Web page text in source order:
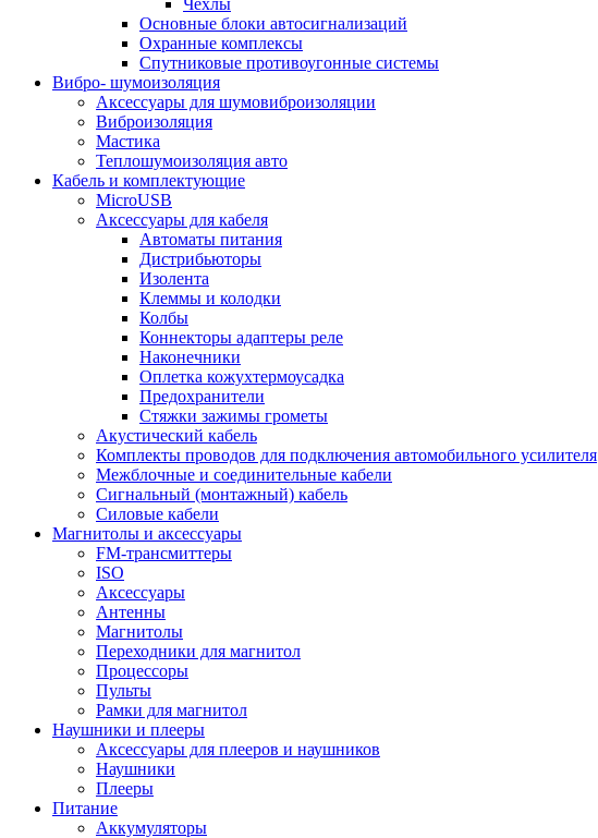
Чехлы
Основные блоки автосигнализаций
Охранные комплексы
Спутниковые противоугонные системы
Вибро- шумоизоляция
Аксессуары для шумовиброизоляции
Виброизоляция
Мастика
Теплошумоизоляция авто
Кабель и комплектующие
MicroUSB
Аксессуары для кабеля
Автоматы питания
Дистрибьюторы
Изолента
Клеммы и колодки
Колбы
Коннекторы адаптеры реле
Наконечники
Оплетка кожухтермоусадка
Предохранители
Стяжки зажимы грометы
Акустический кабель
Комплекты проводов для подключения автомобильного усилителя
Межблочные и соединительные кабели
Сигнальный (монтажный) кабель
Силовые кабели
Магнитолы и аксессуары
FM-трансмиттеры
ISO
Аксессуары
Антенны
Магнитолы
Переходники для магнитол
Процессоры
Пульты
Рамки для магнитол
Наушники и плееры
Аксессуары для плееров и наушников
Наушники
Плееры
Питание
Аккумуляторы